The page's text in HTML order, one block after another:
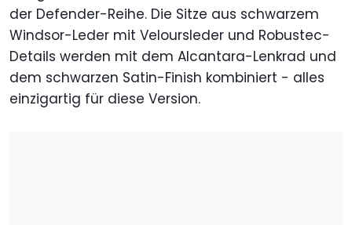
der Defender-Reihe. Die Sitze aus schwarzem
Windsor-Leder mit Veloursleder und Robustec-
Details werden mit dem Alcantara-Lenkrad und
dem schwarzen Satin-Finish kombiniert - alles
einzigartig für diese Version.